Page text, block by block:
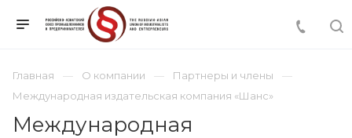
Главная О компании
Партнеры и члены
Международная издательская компания «Шанс»
Международная